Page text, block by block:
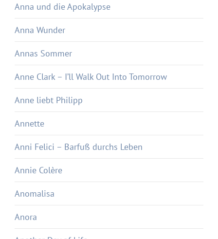
Anna und die Apokalypse
Anna Wunder
Annas Sommer
Anne Clark – I’ll Walk Out Into Tomorrow
Anne liebt Philipp
Annette
Anni Felici – Barfuß durchs Leben
Annie Colère
Anomalisa
Anora